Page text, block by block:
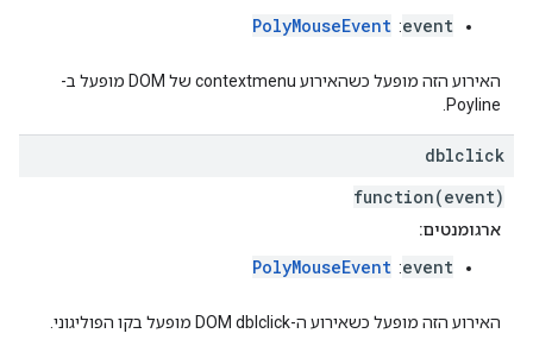
event
:
PolyMouseEvent
האירוע הזה מופעל כשהאירוע contextmenu של DOM מופעל ב-
Poyline.
dblclick
function(event)
ארגומנטים:
event
:
PolyMouseEvent
האירוע הזה מופעל כשאירוע ה-DOM dblclick מופעל בקו הפוליגוני.